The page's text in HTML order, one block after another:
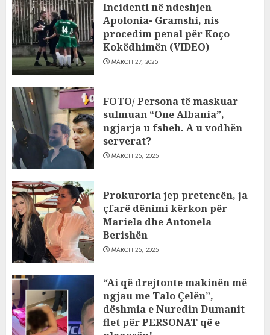
Incidenti në ndeshjen
Apolonia- Gramshi, nis
procedim penal për Koço
Kokëdhimën (VIDEO)
MARCH 27, 2025
FOTO/ Persona të maskuar
sulmuan “One Albania”,
ngjarja u fsheh. A u vodhën
serverat?
MARCH 25, 2025
Prokuroria jep pretencën, ja
çfarë dënimi kërkon për
Mariela dhe Antonela
Berishën
MARCH 25, 2025
“Ai që drejtonte makinën më
ngjau me Talo Çelën”,
dëshmia e Nuredin Dumanit
flet për PERSONAT që e